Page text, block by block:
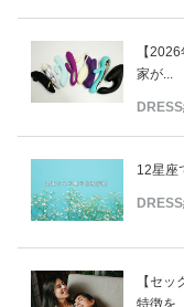
【
家が...
12星座
【セ
特徴を...